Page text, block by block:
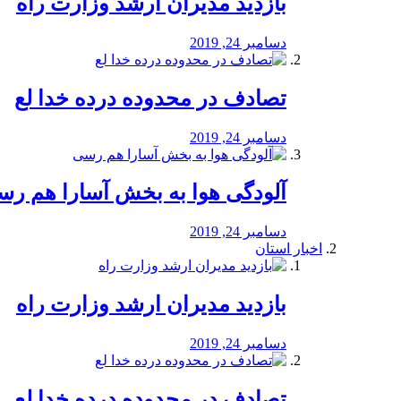
دسامبر 24, 2019
تصادف در محدوده درده خدا لع
دسامبر 24, 2019
آلودگی هوا به بخش آسارا هم
دسامبر 24, 2019
اخبار استان
بازدید مدیران ارشد وزارت راه
دسامبر 24, 2019